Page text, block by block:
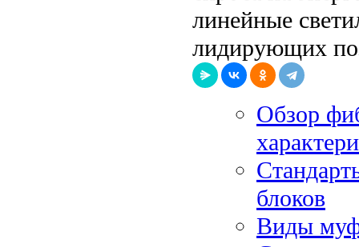
линейные
лидирующих
Обзор
блоков
Виды